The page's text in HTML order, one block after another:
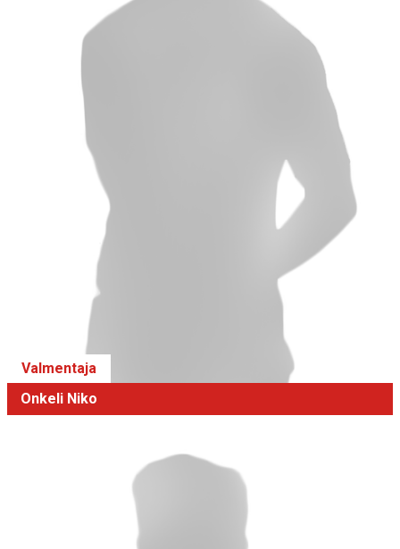
Valmentaja
Onkeli Niko